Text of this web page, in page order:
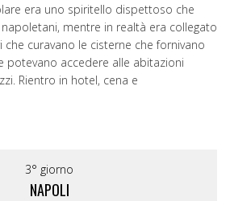
era uno spiritello dispettoso che
mentre in realtà era collegato
che curavano le cisterne che fornivano
potevano accedere alle abitazioni
Rientro in hotel, cena e
3° giorno
NAPOLI